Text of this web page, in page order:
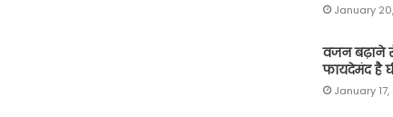
January
वजन बढ़ाने
फायदेमंद है
January